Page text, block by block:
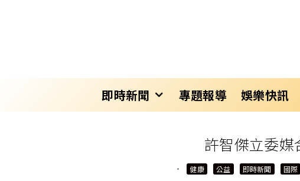
即時新聞 專題報導 娛樂快訊
許智傑立委
· 健康 公益 即時新聞 國際